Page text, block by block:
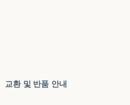
교환 및 반품 안내